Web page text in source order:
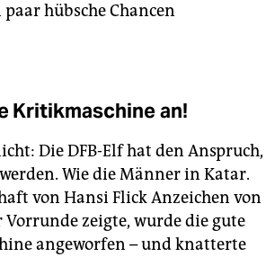
hübsche Chancen
Kritikmaschine an!
Die DFB-Elf hat den Anspruch,
Wie die Männer in Katar.
von Hansi Flick Anzeichen von
Vorrunde zeigte, wurde die gute
angeworfen – und knatterte